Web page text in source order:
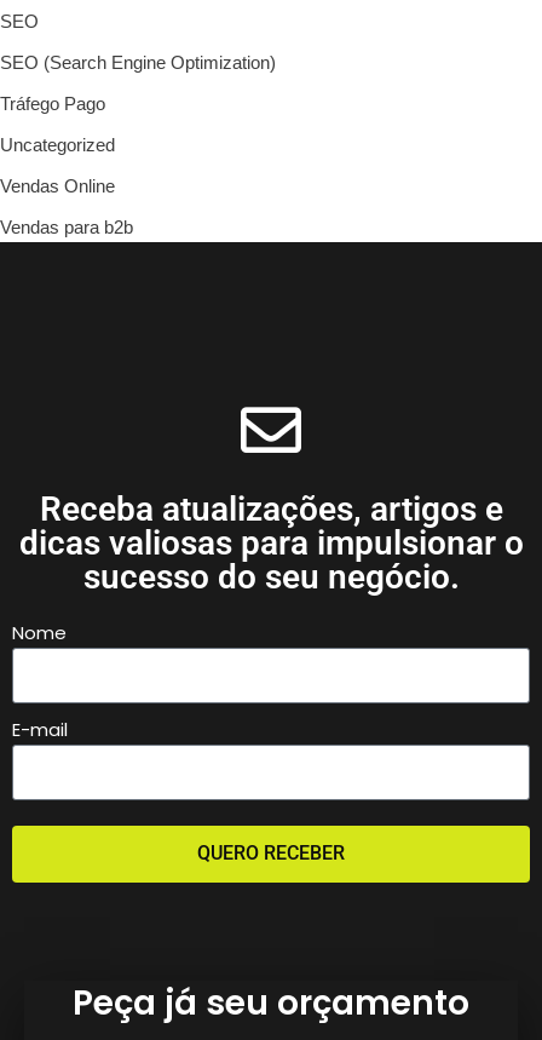
SEO
SEO (Search Engine Optimization)
Tráfego Pago
Uncategorized
Vendas Online
Vendas para b2b
Receba atualizações, artigos e
dicas valiosas para impulsionar o
sucesso do seu negócio.
Nome
E-mail
QUERO RECEBER
Peça já seu orçamento